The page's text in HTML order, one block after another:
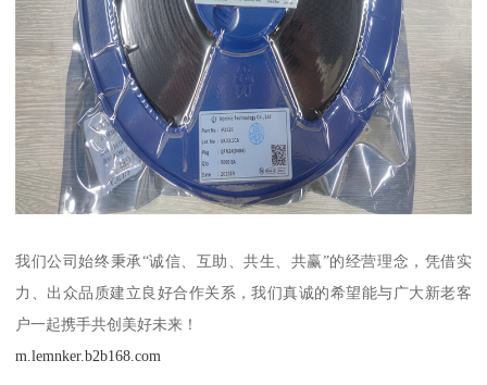
我们公司始终秉承“诚信、互助、共生、共赢”的经营理念，凭借实
力、出众品质建立良好合作关系，我们真诚的希望能与广大新老客
户一起携手共创美好未来！
m.lemnker.b2b168.com